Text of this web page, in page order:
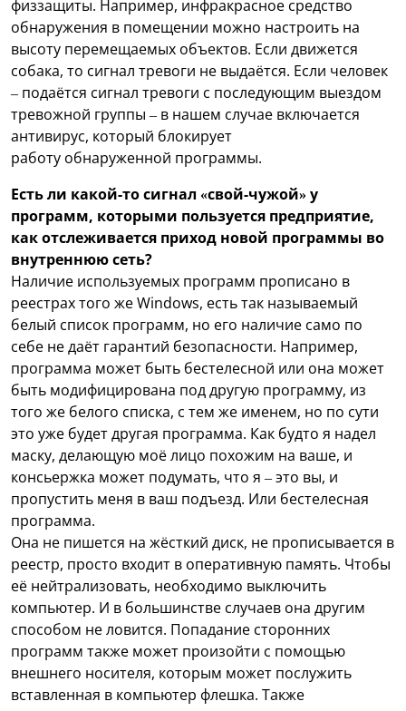
физзащиты. Например, инфракрасное средство
обнаружения в помещении можно настроить на
высоту перемещаемых объектов. Если движется
собака, то сигнал тревоги не выдаётся. Если человек
– подаётся сигнал тревоги с последующим выездом
тревожной группы – в нашем случае включается
антивирус, который блокирует
работу обнаруженной программы.
Есть ли какой-то сигнал «свой-чужой» у
программ, которыми пользуется предприятие,
как отслеживается приход новой программы во
внутреннюю сеть?
Наличие используемых программ прописано в
реестрах того же Windows, есть так называемый
белый список программ, но его наличие само по
себе не даёт гарантий безопасности. Например,
программа может быть бестелесной или она может
быть модифицирована под другую программу, из
того же белого списка, с тем же именем, но по сути
это уже будет другая программа. Как будто я надел
маску, делающую моё лицо похожим на ваше, и
консьержка может подумать, что я – это вы, и
пропустить меня в ваш подъезд. Или бестелесная
программа.
Она не пишется на жёсткий диск, не прописывается в
реестр, просто входит в оперативную память. Чтобы
её нейтрализовать, необходимо выключить
компьютер. И в большинстве случаев она другим
способом не ловится. Попадание сторонних
программ также может произойти с помощью
внешнего носителя, которым может послужить
вставленная в компьютер флешка. Также